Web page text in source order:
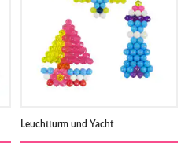
Leuchtturm und Yacht